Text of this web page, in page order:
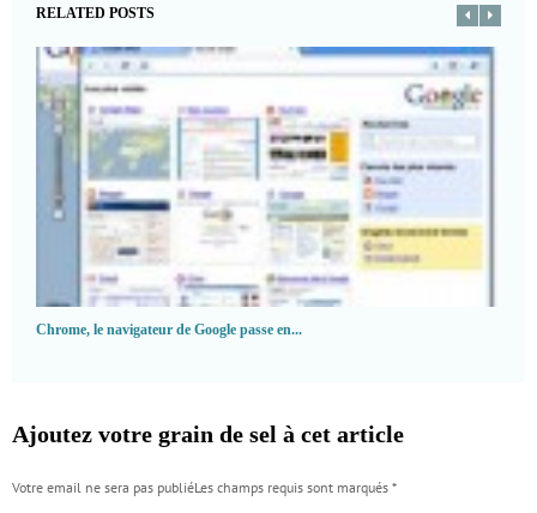
RELATED POSTS
Chrome, le navigateur de Google passe en...
Ajoutez votre grain de sel à cet article
Votre email ne sera pas publiéLes champs requis sont marqués *